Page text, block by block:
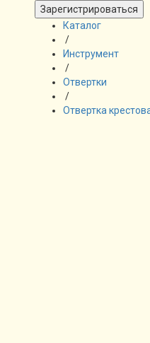
Зарегистрироваться
Каталог
/
Инструмент
/
Отвертки
/
Отвертка